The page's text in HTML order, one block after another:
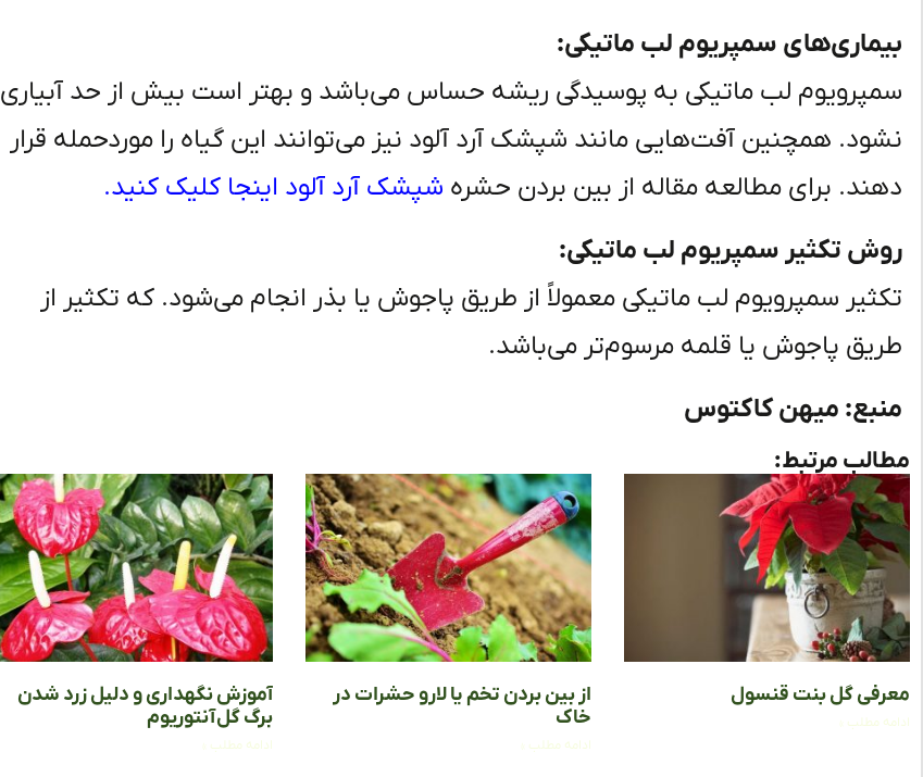
بیماری‌های سمپریوم لب ماتیکی:
سمپرویوم لب ماتیکی به پوسیدگی ریشه حساس می‌باشد و بهتر است بیش از حد آبیاری
نشود. همچنین آفت‌هایی مانند شپشک آرد آلود نیز می‌توانند این گیاه را موردحمله قرار
دهند. برای مطالعه مقاله از بین بردن حشره شپشک آرد آلود اینجا کلیک کنید.
روش تکثیر سمپریوم لب ماتیکی:
تکثیر سمپرویوم لب ماتیکی معمولاً از طریق پاجوش یا بذر انجام می‌شود. که تکثیر از
طریق پاجوش یا قلمه مرسوم‌تر می‌باشد.
منبع: میهن کاکتوس
مطالب مرتبط:
معرفی گل بنت قنسول
ادامه مطلب »
از بین بردن تخم یا لارو حشرات در
خاک
ادامه مطلب »
آموزش نگهداری و دلیل زرد شدن
برگ گل آنتوریوم
ادامه مطلب »